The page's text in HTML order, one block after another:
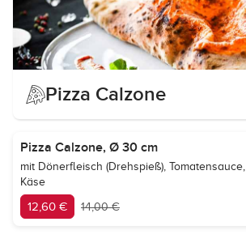
Pizza Calzone
Pizza Calzone, Ø 30 cm
mit Dönerfleisch (Drehspieß), Tomatensauce,
Käse
12,60 € 14,00 €